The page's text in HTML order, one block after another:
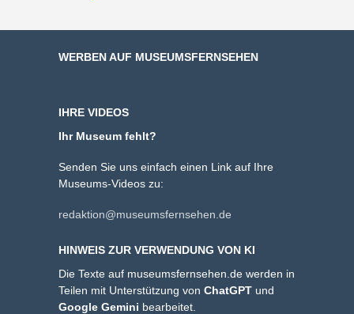
WERBEN AUF MUSEUMSFERNSEHEN
IHRE VIDEOS
Ihr Museum fehlt?
Senden Sie uns einfach einen Link auf Ihre
Museums-Videos zu:
redaktion@museumsfernsehen.de
HINWEIS ZUR VERWENDUNG VON KI
Die Texte auf museumsfernsehen.de werden in
Teilen mit Unterstützung von ChatGPT und
Google Gemini bearbeitet.